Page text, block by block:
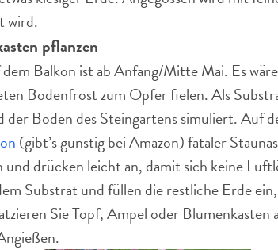
wird.
pflanzen
Balkon ist ab Anfang/Mitte Mai. Es
Bodenfrost zum Opfer fielen. Als
Boden des Steingartens simuliert. Auf
(gibt’s günstig bei Amazon) fataler
und drücken leicht an, damit sich keine
Substrat und füllen die restliche Erde
Sie Topf, Ampel oder